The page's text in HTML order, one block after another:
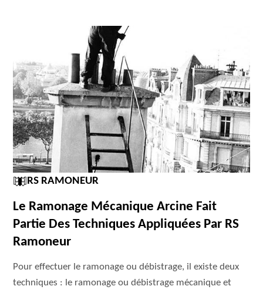
RS RAMONEUR
Le Ramonage Mécanique Arcine Fait
Partie Des Techniques Appliquées Par RS
Ramoneur
Pour effectuer le ramonage ou débistrage, il existe deux
techniques : le ramonage ou débistrage mécanique et